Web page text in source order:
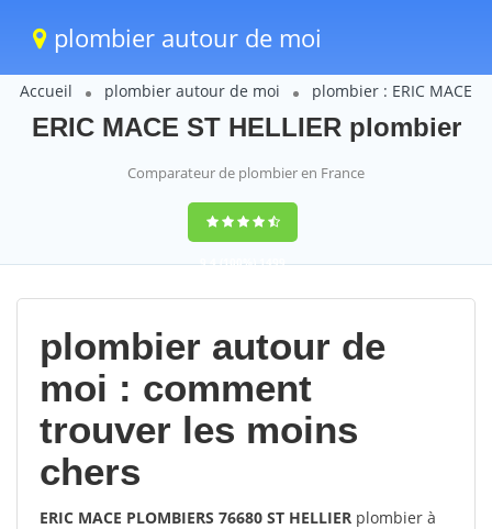
plombier autour de moi
Accueil plombier autour de moi plombier : ERIC MACE
ERIC MACE ST HELLIER plombier
Comparateur de plombier en France
9,4(100%)1499
votes
plombier autour de
moi : comment
trouver les moins
chers
ERIC MACE PLOMBIERS 76680 ST HELLIER plombier à